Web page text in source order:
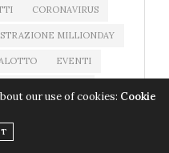
CORONAVIRUS
MILLIONDAY
EVENTI
our use of cookies: Cookie